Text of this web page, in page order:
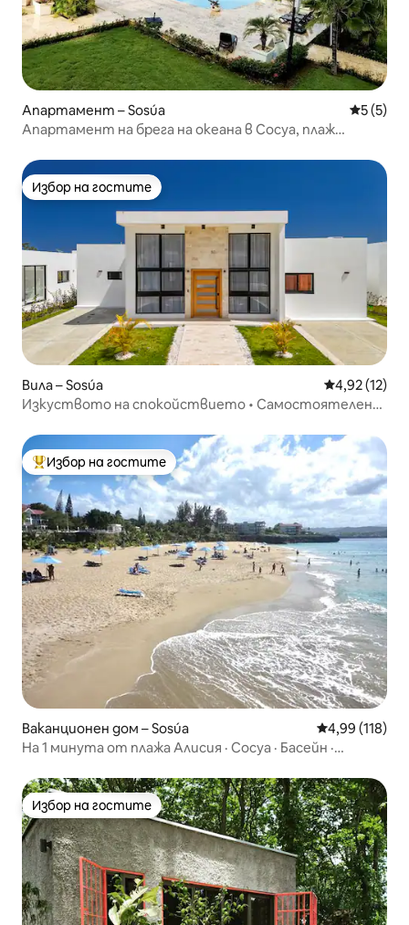
Апартамент – Sosúa Средна
5 (5)
Апартамент на брега на океана в Сосуа, плаж
Избор на гостите
Избор на гостите
Вила – Sosúa Средна
4,92 (12)
Изкуството на спокойствието • Самостоятелен
Най-популярен избор на гостите
Избор на гостите
Ваканционен дом – Sosúa Средна
4,99 (118)
На 1 минута от плажа Алисия · Сосуа · Басейн ·
Избор на гостите
Избор на гостите